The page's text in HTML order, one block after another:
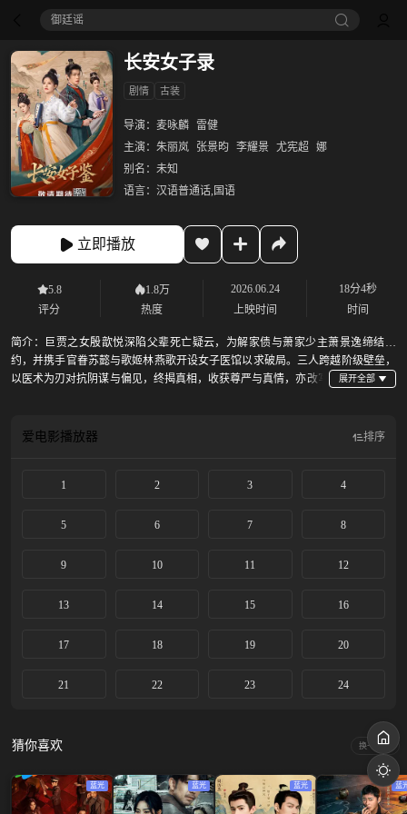
御廷谣‎
长安女子录
剧情 古装
导演： 麦咏麟
雷健
主演： 朱丽岚 张景昀 李耀景 尤宪超
娜
别名： 未知
语言： 汉语普通话,国语
立即播放
5.8
评分
1.8万
热度
2026.06.24
上映时间
18分4秒
时间
简介：
巨贾之女殷歆悦深陷父辈死亡疑云，为解家债与萧家少主萧景逸缔结婚
约，并携手官眷苏懿与歌姬林燕歌开设女子医馆以求破局。三人跨越阶级壁垒，
以医术为刃对抗阴谋与偏见，终揭真相，收获尊严与真情，亦改写
爱电影播放器 排序
1 2 3 4
5 6 7 8
9 10 11 12
13 14 15 16
17 18 19 20
21 22 23 24
猜你喜欢 换一换
蓝光 蓝光 蓝光 蓝